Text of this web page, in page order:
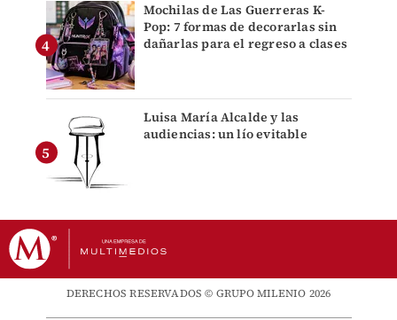
Mochilas de Las Guerreras K-
Pop: 7 formas de decorarlas sin
dañarlas para el regreso a clases
Luisa María Alcalde y las
audiencias: un lío evitable
DERECHOS RESERVADOS © GRUPO MILENIO 2026